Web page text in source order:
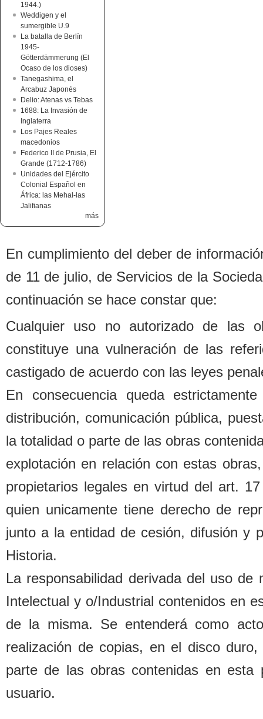
1944.)
Weddigen y el
sumergible U.9
La batalla de Berlín
1945-
Götterdämmerung (El
Ocaso de los dioses)
Tanegashima, el
Arcabuz Japonés
Delio: Atenas vs Tebas
1688: La Invasión de
Inglaterra
Los Pajes Reales
macedonios
Federico II de Prusia, El
Grande (1712-1786)
Unidades del Ejército
Colonial Español en
África: las Mehal-las
Jalifianas
más
En cumplimiento del deber de
de 11 de julio, de Servicios de la
continuación se hace constar que:
Cualquier uso no autorizado de las o
constituye una vulneración de las
castigado de acuerdo con las leyes
En consecuencia queda
distribución, comunicación pública,
la totalidad o parte de las obras
explotación en relación con estas ob
propietarios legales en virtud del art.
quien unicamente tiene derecho de
junto a la entidad de cesión, difusión y
Historia.
La responsabilidad derivada del uso de
Intelectual y o/Industrial contenidos en
de la misma. Se entenderá como
realización de copias, en el disco
parte de las obras contenidas en esta
usuario.